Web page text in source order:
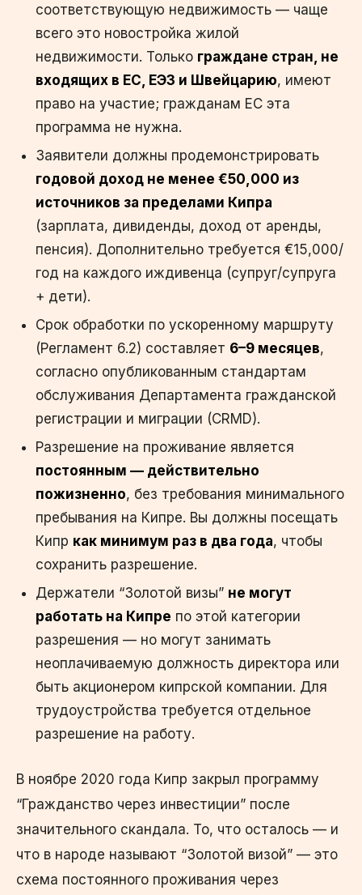
соответствующую недвижимость — чаще
всего это новостройка жилой
недвижимости. Только граждане стран, не
входящих в ЕС, ЕЭЗ и Швейцарию, имеют
право на участие; гражданам ЕС эта
программа не нужна.
Заявители должны продемонстрировать
годовой доход не менее €50,000 из
источников за пределами Кипра
(зарплата, дивиденды, доход от аренды,
пенсия). Дополнительно требуется €15,000/
год на каждого иждивенца (супруг/супруга
+ дети).
Срок обработки по ускоренному маршруту
(Регламент 6.2) составляет 6–9 месяцев,
согласно опубликованным стандартам
обслуживания Департамента гражданской
регистрации и миграции (CRMD).
Разрешение на проживание является
постоянным — действительно
пожизненно, без требования минимального
пребывания на Кипре. Вы должны посещать
Кипр как минимум раз в два года, чтобы
сохранить разрешение.
Держатели “Золотой визы” не могут
работать на Кипре по этой категории
разрешения — но могут занимать
неоплачиваемую должность директора или
быть акционером кипрской компании. Для
трудоустройства требуется отдельное
разрешение на работу.
В ноябре 2020 года Кипр закрыл программу
“Гражданство через инвестиции” после
значительного скандала. То, что осталось — и
что в народе называют “Золотой визой” — это
схема постоянного проживания через